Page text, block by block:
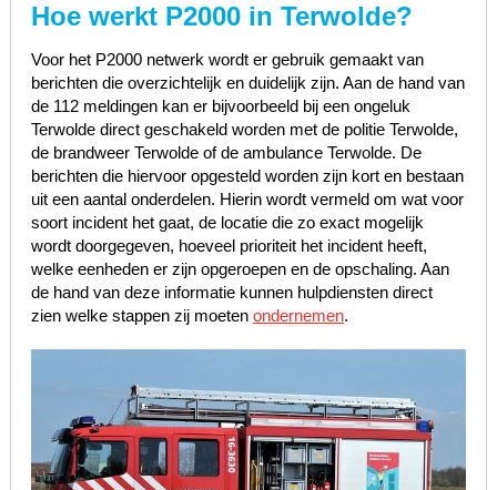
Hoe werkt P2000 in Terwolde?
Voor het P2000 netwerk wordt er gebruik gemaakt van
berichten die overzichtelijk en duidelijk zijn. Aan de hand van
de 112 meldingen kan er bijvoorbeeld bij een ongeluk
Terwolde direct geschakeld worden met de politie Terwolde,
de brandweer Terwolde of de ambulance Terwolde. De
berichten die hiervoor opgesteld worden zijn kort en bestaan
uit een aantal onderdelen. Hierin wordt vermeld om wat voor
soort incident het gaat, de locatie die zo exact mogelijk
wordt doorgegeven, hoeveel prioriteit het incident heeft,
welke eenheden er zijn opgeroepen en de opschaling. Aan
de hand van deze informatie kunnen hulpdiensten direct
zien welke stappen zij moeten ondernemen.